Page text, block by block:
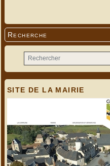
Recherche
SITE DE LA MAIRIE